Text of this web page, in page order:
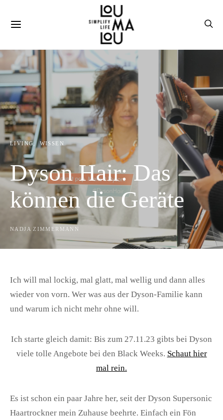
LIVING WISSEN
Dyson Hair: Das
können die Geräte
NADJA ZIMMERMANN
Ich will mal lockig, mal glatt, mal wellig und dann alles
wieder von vorn. Wer was aus der Dyson-Familie kann
und warum ich nicht mehr ohne will.
Ich starte gleich damit: Bis zum 27.11.23 gibts bei Dyson
viele tolle Angebote bei den Black Weeks. Schaut hier
mal rein.
Es ist schon ein paar Jahre her, seit der Dyson Supersonic
Haartrockner mein Zuhause beehrte. Einfach ein Fön